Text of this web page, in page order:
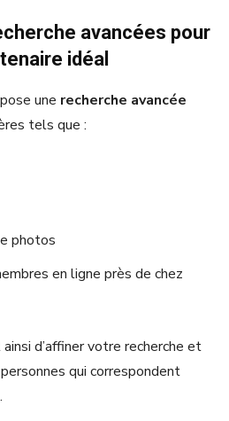
avancées pour
idéal
une recherche avancée
tels que :
photos
en ligne près de chez
d’affiner votre recherche et
qui correspondent